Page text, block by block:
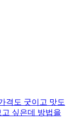
격도 굿이고 맛도
싶은데 방법을